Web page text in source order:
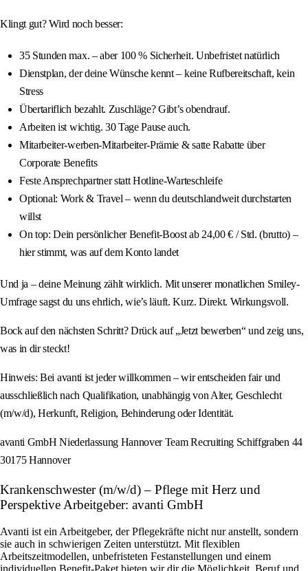
Klingt gut? Wird noch besser:
35 Stunden max. – aber 100 % Sicherheit. Unbefristet natürlich
Dienstplan, der deine Wünsche kennt – keine Rufbereitschaft, kein
Stress
Übertariflich bezahlt. Zuschläge? Gibt’s obendrauf.
Arbeiten ist wichtig. 30 Tage Pause auch.
Mitarbeiter-werben-Mitarbeiter-Prämie & satte Rabatte über
Corporate Benefits
Feste Ansprechpartner statt Hotline-Warteschleife
Optional: Work & Travel – wenn du deutschlandweit durchstarten
willst
On top: Dein persönlicher Benefit-Boost ab 24,00 € / Std. (brutto) –
hier stimmt, was auf dem Konto landet
Und ja – deine Meinung zählt wirklich. Mit unserer monatlichen Smiley-
Umfrage sagst du uns ehrlich, wie’s läuft. Kurz. Direkt. Wirkungsvoll.
Bock auf den nächsten Schritt? Drück auf „Jetzt bewerben“ und zeig uns,
was in dir steckt!
Hinweis: Bei avanti ist jeder willkommen – wir entscheiden fair und
ausschließlich nach Qualifikation, unabhängig von Alter, Geschlecht
(m/w/d), Herkunft, Religion, Behinderung oder Identität.
avanti GmbH Niederlassung Hannover Team Recruiting Schiffgraben 44
30175 Hannover
Krankenschwester (m/w/d) – Pflege mit Herz und
Perspektive Arbeitgeber: avanti GmbH
Avanti ist ein Arbeitgeber, der Pflegekräfte nicht nur anstellt, sondern
sie auch in schwierigen Zeiten unterstützt. Mit flexiblen
Arbeitszeitmodellen, unbefristeten Festanstellungen und einem
individuellen Benefit-Paket bieten wir dir die Möglichkeit, Beruf und